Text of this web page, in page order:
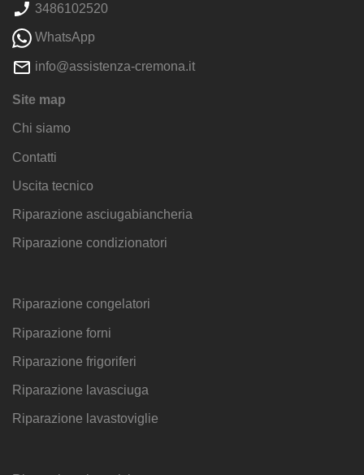
3486102520
WhatsApp
info@assistenza-cremona.it
Site map
Chi siamo
Contatti
Uscita tecnico
Riparazione asciugabiancheria
Riparazione condizionatori
Riparazione congelatori
Riparazione forni
Riparazione frigoriferi
Riparazione lavasciuga
Riparazione lavastoviglie